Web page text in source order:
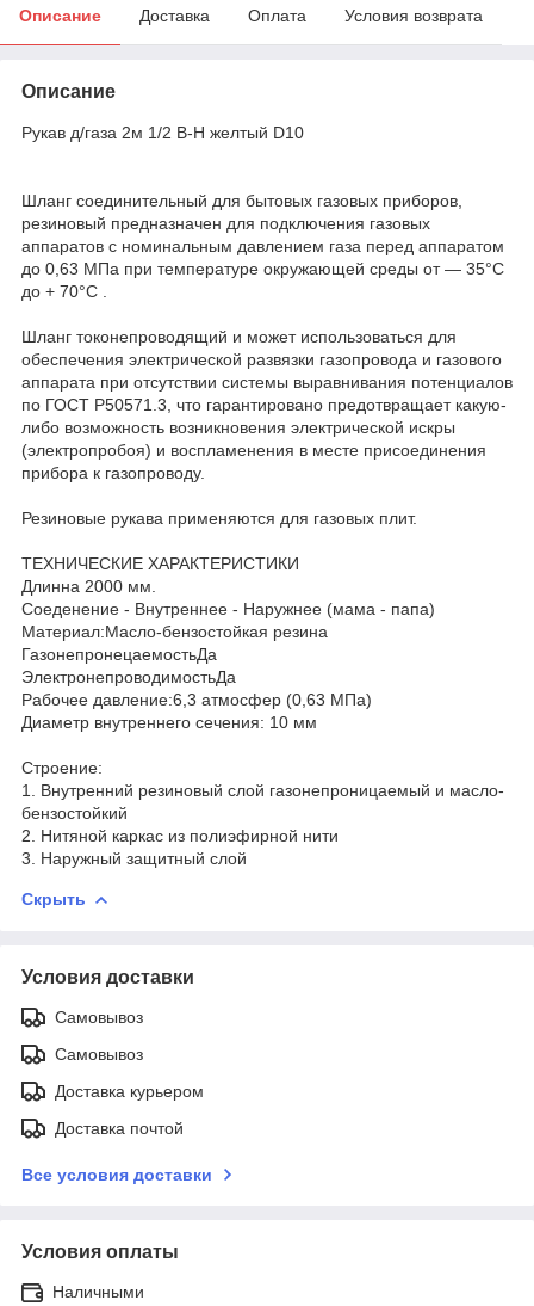
Описание Доставка Оплата Условия возврата
Описание
Рукав д/газа 2м 1/2 В-Н желтый D10
Шланг соединительный для бытовых газовых приборов,
резиновый предназначен для подключения газовых
аппаратов с номинальным давлением газа перед аппаратом
до 0,63 МПа при температуре окружающей среды от — 35°С
до + 70°С .
Шланг токонепроводящий и может использоваться для
обеспечения электрической развязки газопровода и газового
аппарата при отсутствии системы выравнивания потенциалов
по ГОСТ Р50571.3, что гарантировано предотвращает какую-
либо возможность возникновения электрической искры
(электропробоя) и воспламенения в месте присоединения
прибора к газопроводу.
Резиновые рукава применяются для газовых плит.
ТЕХНИЧЕСКИЕ ХАРАКТЕРИСТИКИ
Длинна 2000 мм.
Соеденение - Внутреннее - Наружнее (мама - папа)
Материал:Масло-бензостойкая резина
ГазонепронецаемостьДа
ЭлектронепроводимостьДа
Рабочее давление:6,3 атмосфер (0,63 МПа)
Диаметр внутреннего сечения: 10 мм
Строение:
1. Внутренний резиновый слой газонепроницаемый и масло-
бензостойкий
2. Нитяной каркас из полиэфирной нити
3. Наружный защитный слой
Скрыть
Условия доставки
Самовывоз
Самовывоз
Доставка курьером
Доставка почтой
Все условия доставки
Условия оплаты
Наличными